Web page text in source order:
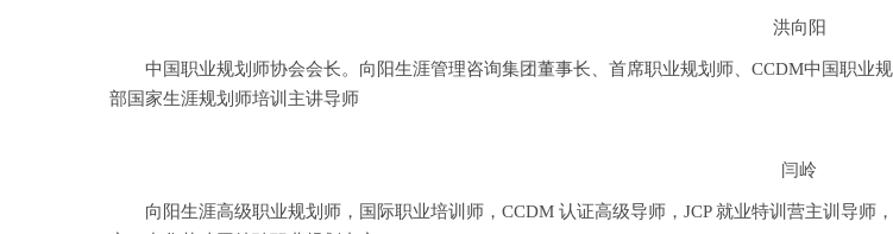
洪向阳
中国职业规划师协会会长。向阳生涯管理咨询集团董事长、首席职业规划师、CCDM中国职业
部国家生涯规划师培训主讲导师
闫岭
向阳生涯高级职业规划师，国际职业培训师，CCDM 认证高级导师，JCP 就业特训营主训导师